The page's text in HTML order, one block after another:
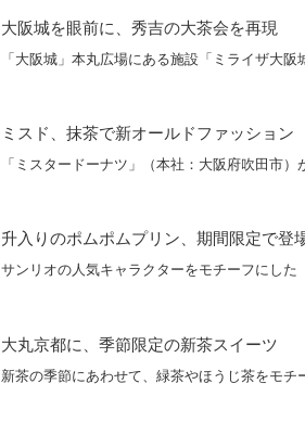
大阪城を眼前に、秀吉の大茶会を再現
「大阪城」本丸広場にある施設「ミライザ大
ミスド、抹茶で新オールドファッション
「ミスタードーナツ」（本社：大阪府吹田市
升入りのポムポムプリン、期間限定で登
サンリオの人気キャラクターをモチーフにし
大丸京都に、季節限定の新茶スイーツ
新茶の季節にあわせて、緑茶やほうじ茶をモ